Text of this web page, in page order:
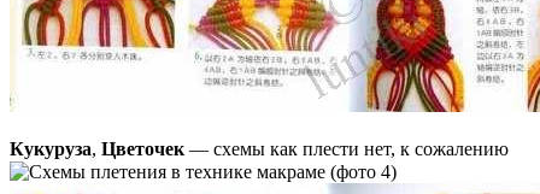
Кукуруза, Цветочек — схемы как плести нет, к сожалению